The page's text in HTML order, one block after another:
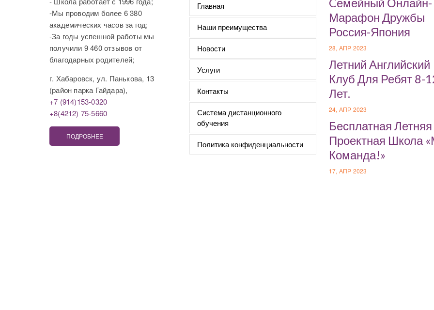
-Мы проводим более 6 380
академических часов за год;
-За годы успешной работы мы
получили 9 460 отзывов от
благодарных родителей;
г. Хабаровск, ул. Панькова, 13
(район парка Гайдара),
+7 (914)153-0320
+8(4212) 75-5660
ПОДРОБНЕЕ
Главная
Наши преимущества
Новости
Услуги
Контакты
Система дистанционного
обучения
Политика конфиденциальности
Марафон Дружбы
Россия-Япония
28, АПР 2023
Летний Английский
Клуб Для Ребят 8-
Лет.
24, АПР 2023
Бесплатная Летняя
Проектная Школа
Команда!»
17, АПР 2023